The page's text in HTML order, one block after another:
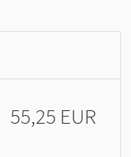
55,25 EUR